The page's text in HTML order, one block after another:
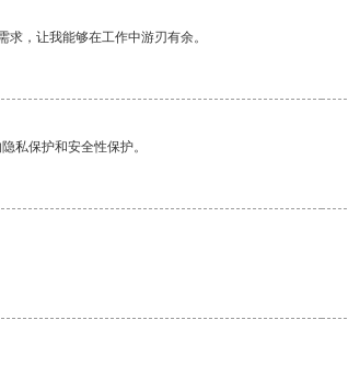
，让我能够在工作中游刃有余。
私保护和安全性保护。